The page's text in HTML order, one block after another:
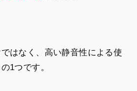
はなく、高い静音性による使
1つです。